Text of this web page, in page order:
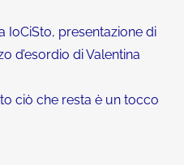
IoCiSto, presentazione di
d’esordio di Valentina
ciò che resta è un tocco